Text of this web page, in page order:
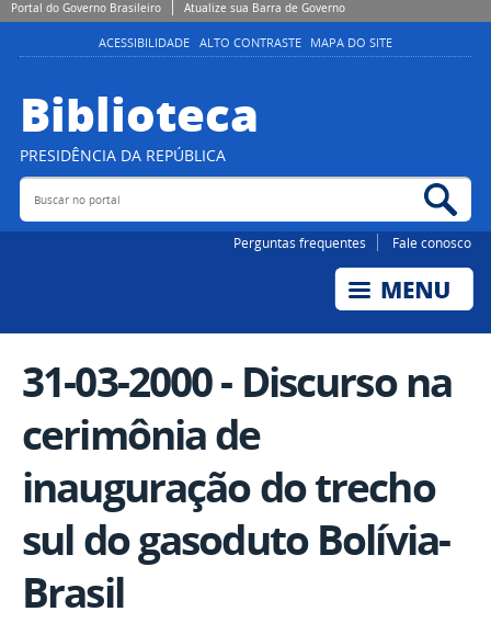
Portal do Governo Brasileiro Atualize sua Barra de Governo
ACESSIBILIDADE ALTO CONTRASTE MAPA DO SITE
Biblioteca
PRESIDÊNCIA DA REPÚBLICA
Buscar no portal
Perguntas frequentes Fale conosco
31-03-2000 - Discurso na
cerimônia de
inauguração do trecho
sul do gasoduto Bolívia-
Brasil